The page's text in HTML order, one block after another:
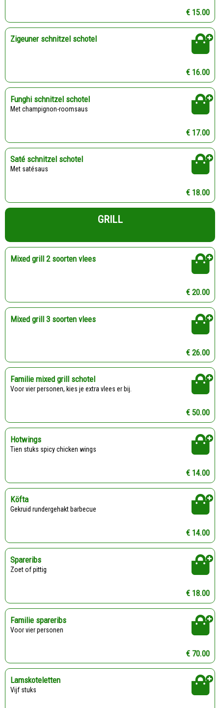
€ 15.00
Zigeuner schnitzel schotel
€ 16.00
Funghi schnitzel schotel
Met champignon-roomsaus
€ 17.00
Saté schnitzel schotel
Met satésaus
€ 18.00
GRILL
Mixed grill 2 soorten vlees
€ 20.00
Mixed grill 3 soorten vlees
€ 26.00
Familie mixed grill schotel
Voor vier personen, kies je extra vlees er bij.
€ 50.00
Hotwings
Tien stuks spicy chicken wings
€ 14.00
Köfta
Gekruid rundergehakt barbecue
€ 14.00
Spareribs
Zoet of pittig
€ 18.00
Familie spareribs
Voor vier personen
€ 70.00
Lamskoteletten
Vijf stuks